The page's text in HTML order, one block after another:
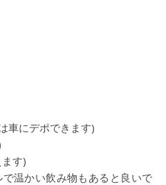
車にデポできます)
す)
温かい飲み物もあると良いで